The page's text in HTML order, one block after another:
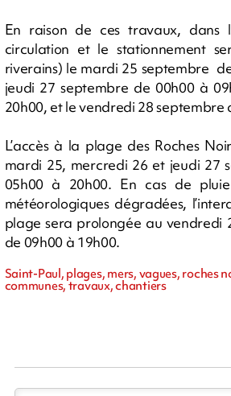
En raison de ces travaux,
circulation et le stationnement
riverains) le mardi 25 septembre
jeudi 27 septembre de 00h00 à
20h00, et le vendredi 28 septembre
L’accès à la plage des Roches
mardi 25, mercredi 26 et jeudi 27
05h00 à 20h00. En cas de
météorologiques dégradées,
plage sera prolongée au vendredi
de 09h00 à 19h00.
Saint-Paul, plages, mers, vagues, roches
communes, travaux, chantiers